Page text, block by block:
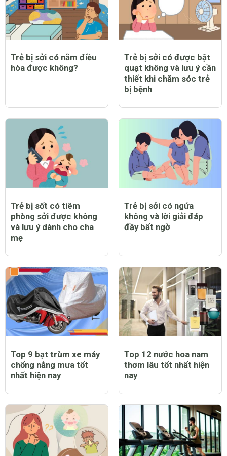
Trẻ bị sởi có nằm điều
hòa được không?
Trẻ bị sởi có được bật
quạt không và lưu ý cần
thiết khi chăm sóc trẻ
bị bệnh
Trẻ bị sốt có tiêm
phòng sởi được không
và lưu ý dành cho cha
mẹ
Trẻ bị sởi có ngứa
không và lời giải đáp
đầy bất ngờ
Top 9 bạt trùm xe máy
chống nắng mưa tốt
nhất hiện nay
Top 12 nước hoa nam
thơm lâu tốt nhất hiện
nay